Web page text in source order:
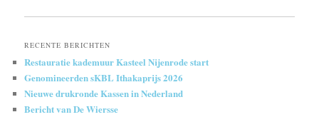
RECENTE BERICHTEN
Restauratie kademuur Kasteel Nijenrode start
Genomineerden sKBL Ithakaprijs 2026
Nieuwe drukronde Kassen in Nederland
Bericht van De Wiersse